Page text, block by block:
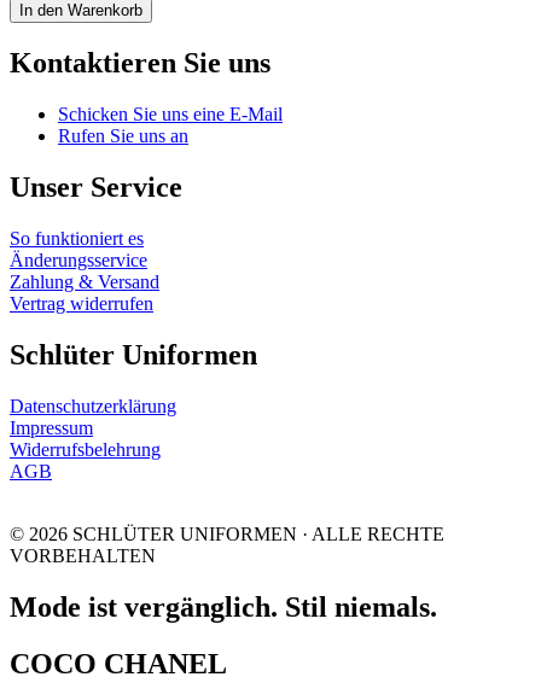
In den Warenkorb
Kontaktieren Sie uns
Schicken Sie uns eine E-Mail
Rufen Sie uns an
Unser Service
So funktioniert es
Änderungsservice
Zahlung & Versand
Vertrag widerrufen
Schlüter Uniformen
Datenschutzerklärung
Impressum
Widerrufsbelehrung
AGB
© 2026 SCHLÜTER UNIFORMEN · ALLE RECHTE
VORBEHALTEN
Mode ist vergänglich. Stil niemals.
COCO CHANEL